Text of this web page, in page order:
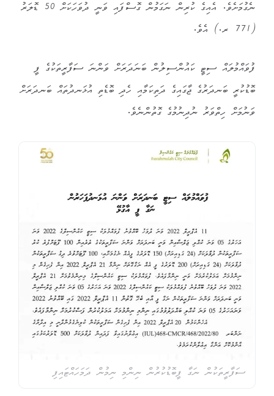
ނެގުމަށެވެ. އެއިގެ ކުރިން ނަގަމުން ގޮސްފައި ވަނީ ދުވަހަކަށް 50 ޑޮލަރު
(771 ރ.) އެވެ.
ފުވައްމުލައް ސިޓީ ކައުންސިލުން ބަނަދަރަށް ވަންނަ ސަފާރީތަކުގެ ފީ
ބޮޑުކުރީ ބަނދަރުގެ ޖާގައިގެ ދަތިކަމާއި ހެދި ބޮޑެތި އުޅަނދުތައް ބަނދަރަށް
ވަނުމަށް ހިތްވަރު ނުދިނުމުގެ ގޮތުންނެވެ.
ސަފާރީތަކުން ނަގާ ފީބޮޑުކުރުން ނިންމި ނިމުން ދަމަހައްޓައިފި